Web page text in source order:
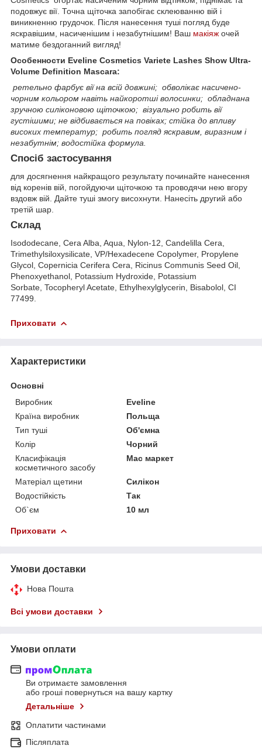
подовжує вії. Точна щіточка запобігає склеюванню вій і
виникненню грудочок. Після нанесення туші погляд буде
яскравішим, насиченішим і незабутнішим! Ваш макіяж очей
матиме бездоганний вигляд!
Особенности Eveline Cosmetics Variete Lashes Show Ultra-
Volume Definition Mascara:
ретельно фарбує вії на всій довжині; обволікає насичено-
чорним кольором навіть найкоротші волосинки; обладнана
зручною силіконовою щіточкою; візуально робить вії
густішими; не відбивається на повіках; стійка до впливу
високих температур; робить погляд яскравим, виразним і
незабутнім; водостійка формула.
Спосіб застосування
для досягнення найкращого результату починайте нанесення
від коренів вій, погойдуючи щіточкою та проводячи нею вгору
вздовж вій. Дайте туші змогу висохнути. Нанесіть другий або
третій шар.
Склад
Isododecane, Cera Alba, Aqua, Nylon-12, Candelilla Cera,
Trimethylsiloxysilicate, VP/Hexadecene Copolymer, Propylene
Glycol, Copernicia Cerifera Cera, Ricinus Communis Seed Oil,
Phenoxyethanol, Potassium Hydroxide, Potassium
Sorbate, Tocopheryl Acetate, Ethylhexylglycerin, Bisabolol, CI
77499.
Приховати
Характеристики
Основні
Виробник
Eveline
Країна виробник
Польща
Тип туші
Об'ємна
Колір
Чорний
Класифікація
косметичного засобу
Мас маркет
Матеріал щетини
Силікон
Водостійкість
Так
Об`єм
10 мл
Приховати
Умови доставки
Нова Пошта
Всі умови доставки
Умови оплати
Ви отримаєте замовлення
або гроші повернуться на вашу картку
Детальніше
Оплатити частинами
Післяплата